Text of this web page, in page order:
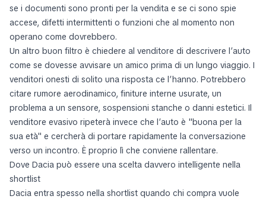
se i documenti sono pronti per la vendita e se ci sono spie
accese, difetti intermittenti o funzioni che al momento non
operano come dovrebbero.
Un altro buon filtro è chiedere al venditore di descrivere l’auto
come se dovesse avvisare un amico prima di un lungo viaggio. I
venditori onesti di solito una risposta ce l’hanno. Potrebbero
citare rumore aerodinamico, finiture interne usurate, un
problema a un sensore, sospensioni stanche o danni estetici. Il
venditore evasivo ripeterà invece che l’auto è "buona per la
sua età" e cercherà di portare rapidamente la conversazione
verso un incontro. È proprio lì che conviene rallentare.
Dove Dacia può essere una scelta davvero intelligente nella
shortlist
Dacia entra spesso nella shortlist quando chi compra vuole